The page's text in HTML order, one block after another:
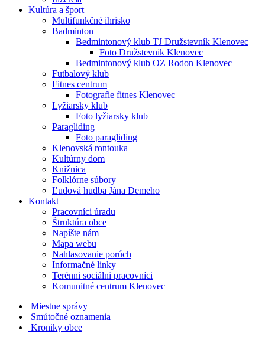
Kultúra a šport
Multifunkčné ihrisko
Badminton
Bedmintonový klub TJ Družstevník Klenovec
Foto Družstevnik Klenovec
Bedmintonový klub OZ Rodon Klenovec
Futbalový klub
Fitnes centrum
Fotografie fitnes Klenovec
Lyžiarsky klub
Foto lyžiarsky klub
Paragliding
Foto paragliding
Klenovská rontouka
Kultúrny dom
Knižnica
Folklórne súbory
Ľudová hudba Jána Demeho
Kontakt
Pracovníci úradu
Štruktúra obce
Napíšte nám
Mapa webu
Nahlasovanie porúch
Informačné linky
Terénni sociálni pracovníci
Komunitné centrum Klenovec
Miestne správy
Smútočné oznamenia
Kroniky obce